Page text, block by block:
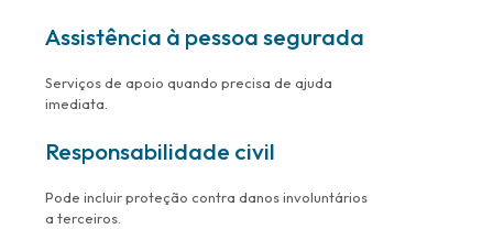
Assistência à pessoa segurada
Serviços de apoio quando precisa de ajuda
imediata.
Responsabilidade civil
Pode incluir proteção contra danos involuntários
a terceiros.